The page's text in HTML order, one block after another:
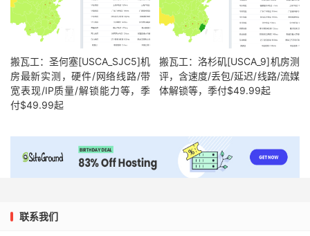
搬瓦工：圣何塞[USCA_SJC5]机
房最新实测，硬件/网络线路/带
宽表现/IP质量/解锁能力等，季
付$49.99起
搬瓦工：洛杉矶[USCA_9]机房测
评，含速度/丢包/延迟/线路/流媒
体解锁等，季付$49.99起
联系我们